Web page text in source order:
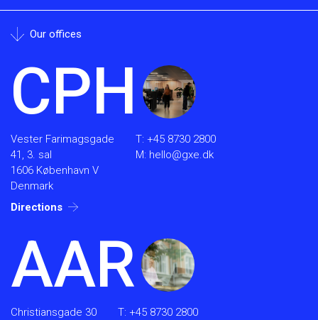
Our offices
CPH
Vester Farimagsgade
41, 3. sal
1606 København V
Denmark
Directions
T: +45 8730 2800
M: hello@gxe.dk
AAR
Christiansgade 30
T: +45 8730 2800